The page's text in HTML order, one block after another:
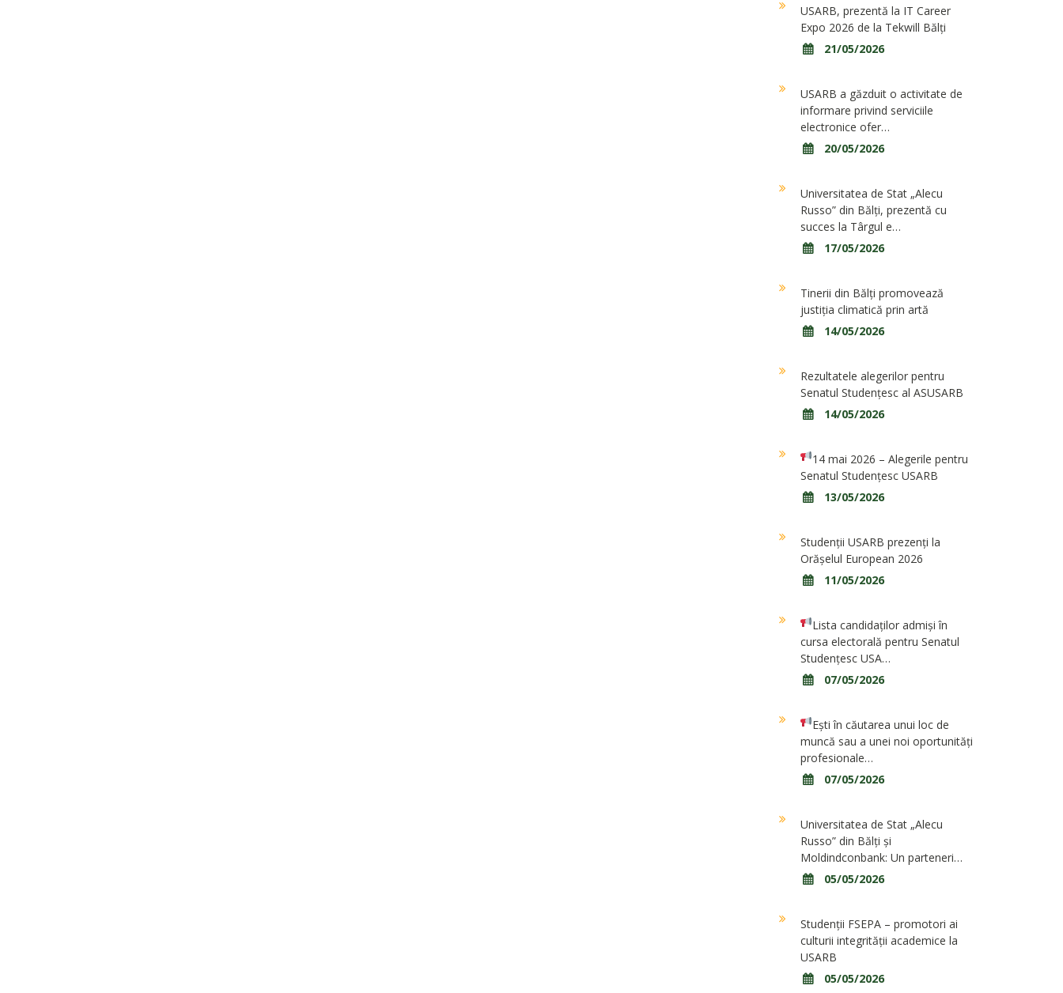
USARB, prezentă la IT Career
Expo 2026 de la Tekwill Bălți
21/05/2026
USARB a găzduit o activitate de
informare privind serviciile
electronice ofer…
20/05/2026
Universitatea de Stat „Alecu
Russo” din Bălți, prezentă cu
succes la Târgul e…
17/05/2026
Tinerii din Bălți promovează
justiția climatică prin artă
14/05/2026
Rezultatele alegerilor pentru
Senatul Studențesc al ASUSARB
14/05/2026
14 mai 2026 – Alegerile pentru
Senatul Studențesc USARB
13/05/2026
Studenții USARB prezenți la
Orășelul European 2026
11/05/2026
Lista candidaților admiși în
cursa electorală pentru Senatul
Studențesc USA…
07/05/2026
Ești în căutarea unui loc de
muncă sau a unei noi oportunități
profesionale…
07/05/2026
Universitatea de Stat „Alecu
Russo” din Bălți și
Moldindconbank: Un parteneri…
05/05/2026
Studenții FSEPA – promotori ai
culturii integrității academice la
USARB
05/05/2026